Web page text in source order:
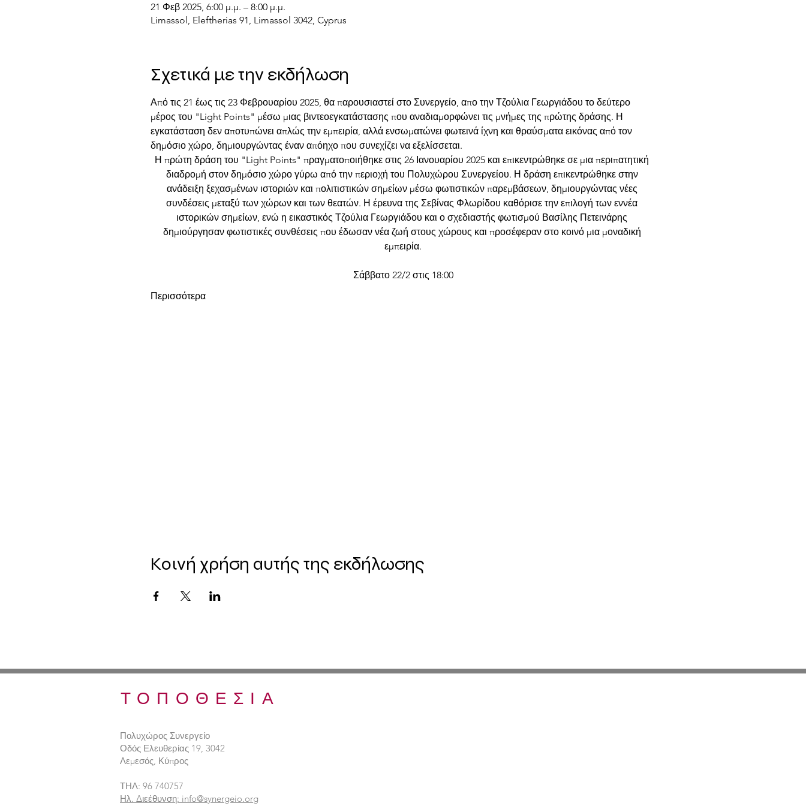
21 Φεβ 2025, 6:00 μ.μ. – 8:00 μ.μ.
Limassol, Eleftherias 91, Limassol 3042, Cyprus
Σχετικά με την εκδήλωση
Από τις 21 έως τις 23 Φεβρουαρίου 2025, θα παρουσιαστεί στο Συνεργείο, απο την Τζούλια Γεωργιάδου το δεύτερο
μέρος του "Light Points" μέσω μιας βιντεοεγκατάστασης που αναδιαμορφώνει τις μνήμες της πρώτης δράσης. Η
εγκατάσταση δεν αποτυπώνει απλώς την εμπειρία, αλλά ενσωματώνει φωτεινά ίχνη και θραύσματα εικόνας από τον
δημόσιο χώρο, δημιουργώντας έναν απόηχο που συνεχίζει να εξελίσσεται.
Η πρώτη δράση του "Light Points" πραγματοποιήθηκε στις 26 Ιανουαρίου 2025 και επικεντρώθηκε σε μια περιπατητική
διαδρομή στον δημόσιο χώρο γύρω από την περιοχή του Πολυχώρου Συνεργείου. Η δράση επικεντρώθηκε στην
ανάδειξη ξεχασμένων ιστοριών και πολιτιστικών σημείων μέσω φωτιστικών παρεμβάσεων, δημιουργώντας νέες
συνδέσεις μεταξύ των χώρων και των θεατών. Η έρευνα της Σεβίνας Φλωρίδου καθόρισε την επιλογή των εννέα
ιστορικών σημείων, ενώ η εικαστικός Τζούλια Γεωργιάδου και ο σχεδιαστής φωτισμού Βασίλης Πετεινάρης
δημιούργησαν φωτιστικές συνθέσεις που έδωσαν νέα ζωή στους χώρους και προσέφεραν στο κοινό μια μοναδική
εμπειρία.
Σάββατο 22/2 στις 18:00
Περισσότερα
Κοινή χρήση αυτής της εκδήλωσης
ΤΟΠΟΘΕΣΙΑ
Πολυχώρος Συνεργείο
Οδός Ελευθερίας 19, 3042
Λεμεσός, Κύπρος
ΤΗΛ: 96 740757
Ηλ. Διεέθυνση: info@synergeio.org